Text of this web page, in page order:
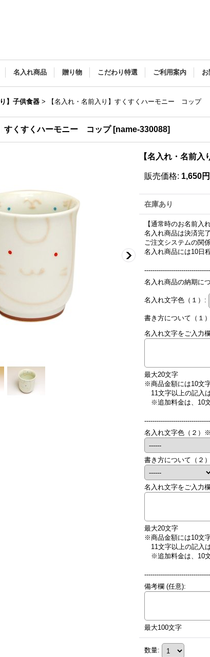
名入れ商品 贈り物 こだわり特選 ご利用案内
り】子供食器 > 【名入れ・名前入り】すくすくハーモニー コップ
すくすくハーモニー コップ [name-330088]
【名入れ・名前
販売価格: 1,650円
在庫あり
【通常時のお名前入
名入れ商品は決済完
ご注文システムの関
名入れ商品には10日
--------------------------------
名入れ商品の納期に
名入れ文字色（１） :
書き方について（１）
名入れ文字をご入力欄
最大20文字
※商品金額には10文
11文字以上の記入
※追加料金は、10
--------------------------------
名入れ文字色（２）
書き方について（２
名入れ文字をご入力
最大20文字
※商品金額には10文
11文字以上の記入
※追加料金は、10
--------------------------------
備考欄 (任意):
最大100文字
数量: